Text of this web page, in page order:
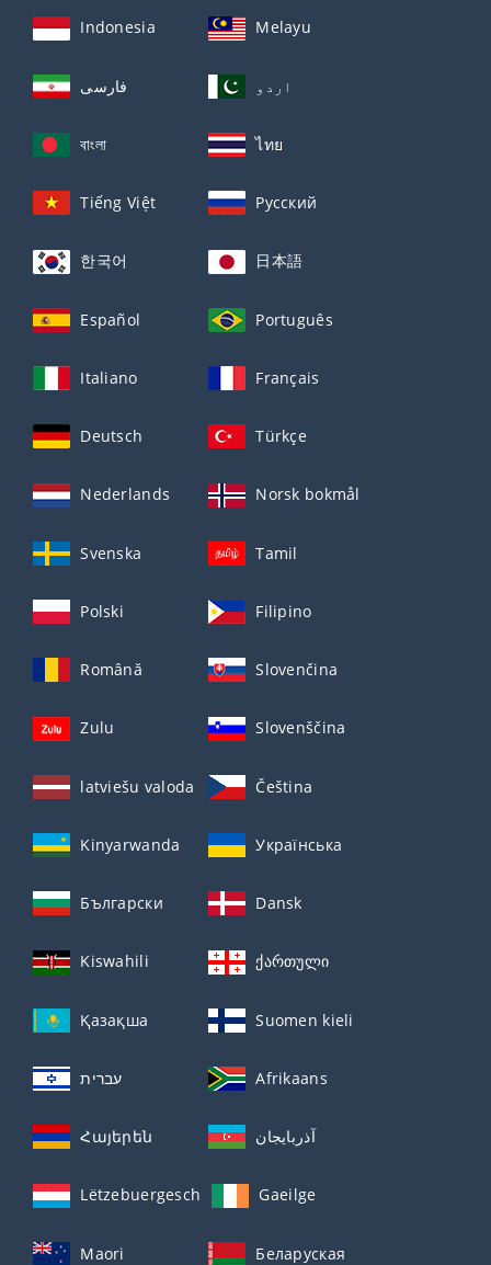
Indonesia Melayu
فارسی اردو
বাংলা ไทย
Tiếng Việt Русский
한국어 日本語
Español Português
Italiano Français
Deutsch Türkçe
Nederlands Norsk bokmål
Svenska Tamil
Polski Filipino
Română Slovenčina
Zulu Slovenščina
latviešu valoda Čeština
Kinyarwanda Українська
Български Dansk
Kiswahili ქართული
Қазақша Suomen kieli
עברית Afrikaans
Հայերեն آذربايجان
Lëtzebuergesch Gaeilge
Maori Беларуская